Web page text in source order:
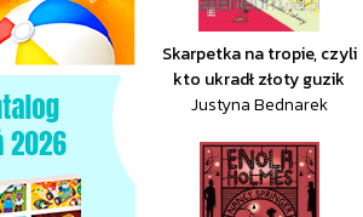
Skarpetka na tropie, czyli
kto ukradł złoty guzik
Justyna Bednarek